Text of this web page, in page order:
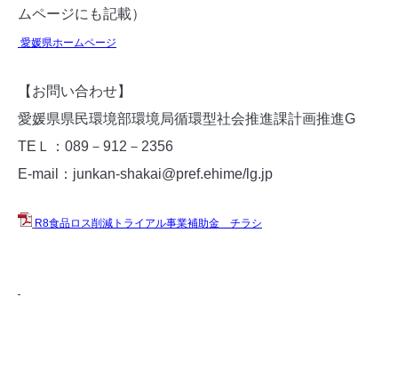
ムページにも記載）
愛媛県ホームページ
【お問い合わせ】
愛媛県県民環境部環境局循環型社会推進課計画推進G
TEＬ：089－912－2356
E-mail：junkan-shakai@pref.ehime/lg.jp
R8食品ロス削減トライアル事業補助金 チラシ